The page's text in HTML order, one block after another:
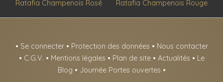
Ratafia Champenois Rosé Ratafia Champenois Rouge
• Se connecter • Protection des données • Nous contacter
• C.G.V. • Mentions légales • Plan de site • Actualités • Le
Blog • Journée Portes ouvertes •